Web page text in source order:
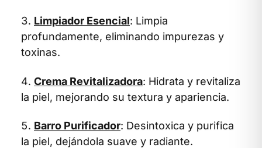
Limpiador Esencial: Limpia
profundamente, eliminando impurezas y
toxinas.
Crema Revitalizadora: Hidrata y revitaliza
la piel, mejorando su textura y apariencia.
Barro Purificador: Desintoxica y purifica
la piel, dejándola suave y radiante.